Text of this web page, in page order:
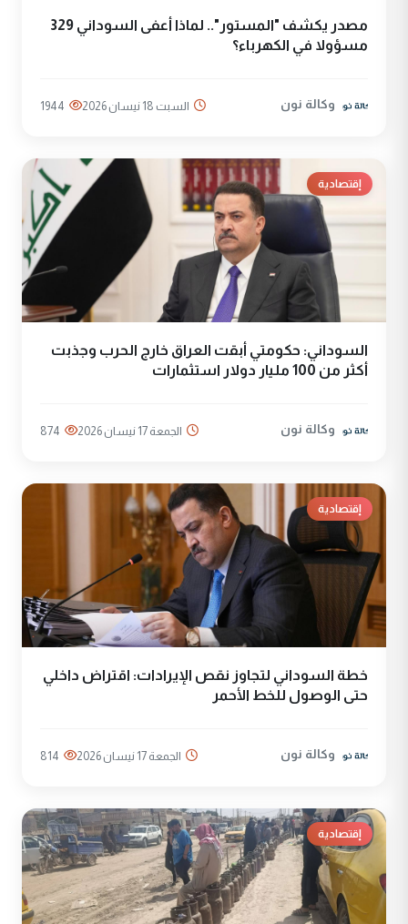
مصدر يكشف "المستور".. لماذا أعفى السوداني 329
مسؤولا في الكهرباء؟
وكالة نون السبت 18 نيسان 2026 1944
إقتصادية
السوداني: حكومتي أبقت العراق خارج الحرب وجذبت
أكثر من 100 مليار دولار استثمارات
وكالة نون الجمعة 17 نيسان 2026 874
إقتصادية
خطة السوداني لتجاوز نقص الإيرادات: اقتراض داخلي
حتى الوصول للخط الأحمر
وكالة نون الجمعة 17 نيسان 2026 814
إقتصادية